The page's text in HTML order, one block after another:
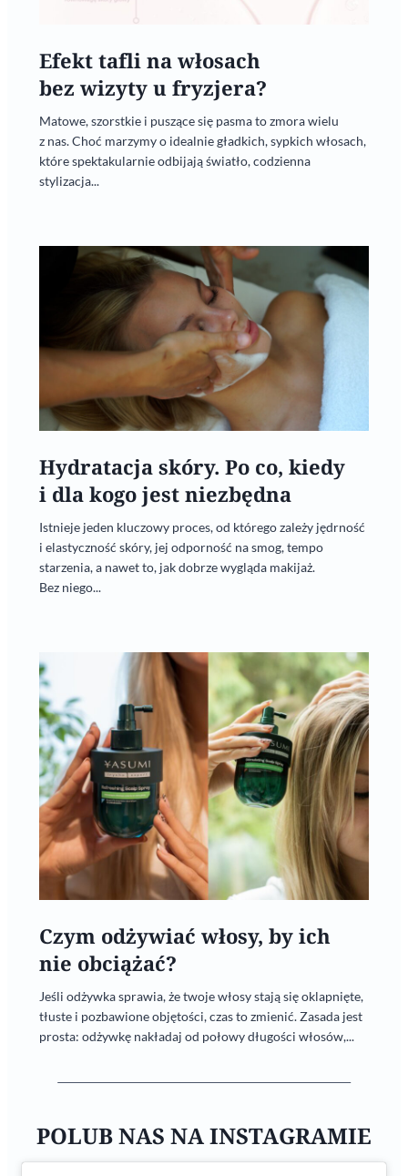
Efekt tafli na włosach
bez wizyty u fryzjera?
Matowe, szorstkie i puszące się pasma to zmora wielu
z nas. Choć marzymy o idealnie gładkich, sypkich włosach,
które spektakularnie odbijają światło, codzienna
stylizacja...
Hydratacja skóry. Po co, kiedy
i dla kogo jest niezbędna
Istnieje jeden kluczowy proces, od którego zależy jędrność
i elastyczność skóry, jej odporność na smog, tempo
starzenia, a nawet to, jak dobrze wygląda makijaż.
Bez niego...
Czym odżywiać włosy, by ich
nie obciążać?
Jeśli odżywka sprawia, że twoje włosy stają się oklapnięte,
tłuste i pozbawione objętości, czas to zmienić. Zasada jest
prosta: odżywkę nakładaj od połowy długości włosów,...
POLUB NAS NA INSTAGRAMIE